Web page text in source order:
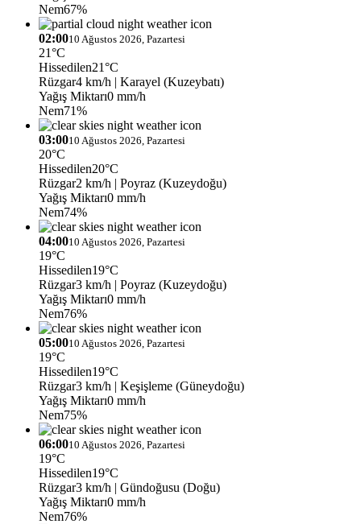
Nem67%
02:0010 Ağustos 2026, Pazartesi
21°C
Hissedilen21°C
Rüzgar4 km/h | Karayel (Kuzeybatı)
Yağış Miktarı0 mm/h
Nem71%
03:0010 Ağustos 2026, Pazartesi
20°C
Hissedilen20°C
Rüzgar2 km/h | Poyraz (Kuzeydoğu)
Yağış Miktarı0 mm/h
Nem74%
04:0010 Ağustos 2026, Pazartesi
19°C
Hissedilen19°C
Rüzgar3 km/h | Poyraz (Kuzeydoğu)
Yağış Miktarı0 mm/h
Nem76%
05:0010 Ağustos 2026, Pazartesi
19°C
Hissedilen19°C
Rüzgar3 km/h | Keşişleme (Güneydoğu)
Yağış Miktarı0 mm/h
Nem75%
06:0010 Ağustos 2026, Pazartesi
19°C
Hissedilen19°C
Rüzgar3 km/h | Gündoğusu (Doğu)
Yağış Miktarı0 mm/h
Nem76%